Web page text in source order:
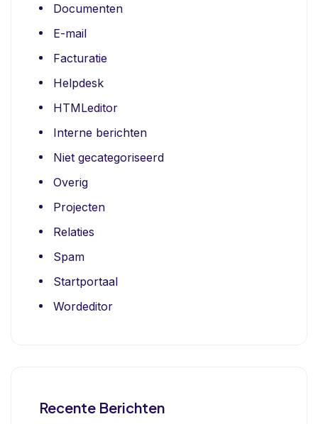
Documenten
E-mail
Facturatie
Helpdesk
HTMLeditor
Interne berichten
Niet gecategoriseerd
Overig
Projecten
Relaties
Spam
Startportaal
Wordeditor
Recente Berichten